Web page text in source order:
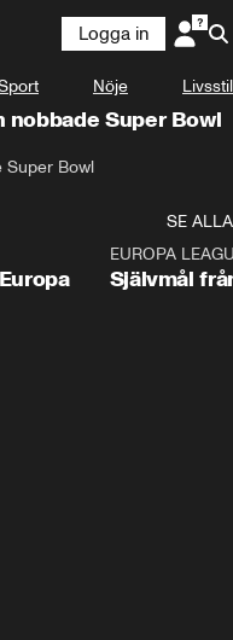
Logga in
Nöje Livsstil
nobbade Super Bowl
Super Bowl
SE ALLA
EUROPA
Självmål